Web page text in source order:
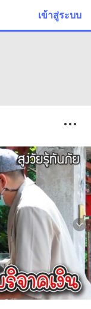
เข้าสู่ระบบ